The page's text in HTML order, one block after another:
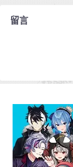
留言